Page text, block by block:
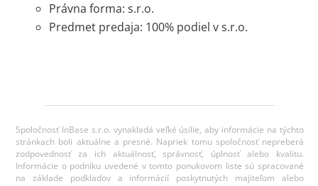
Právna forma: s.r.o.
Predmet predaja: 100% podiel v s.r.o.
Spoločnosť InBase s.r.o. vynakladá veľké úsilie, aby informácie na týchto
stránkach boli aktuálne a presné. Napriek tomu spoločnosť nepreberá
zodpovednosť za ich aktuálnosť, správnosť, úplnosť alebo kvalitu.
Informácie o podniku uvedené v tomto ponukovom liste sú spracované
na základe podkladov a informácií poskytnutých majiteľom alebo